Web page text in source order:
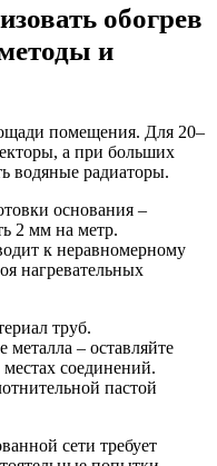
обогрев
и
помещения. Для 20–
а при больших
водяные радиаторы.
основания –
2 мм на метр.
к неравномерному
нагревательных
труб.
– оставляйте
соединений.
пастой
сети требует